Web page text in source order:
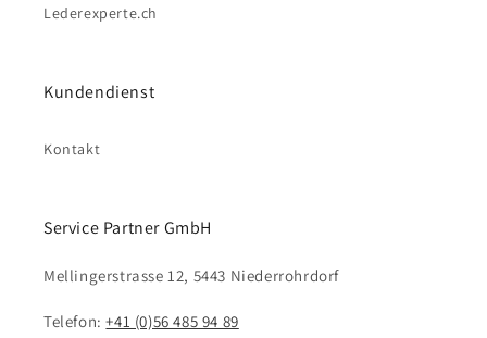
Lederexperte.ch
Kundendienst
Kontakt
Service Partner GmbH
Mellingerstrasse 12, 5443 Niederrohrdorf
Telefon:+41 (0)56 485 94 89